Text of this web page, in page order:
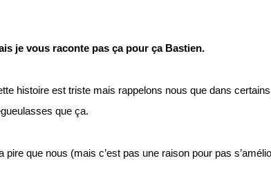
je vous raconte pas ça pour ça Bastien.
histoire est triste mais rappelons nous que dans
que ça.
pire que nous (mais c’est pas une raison pour pas